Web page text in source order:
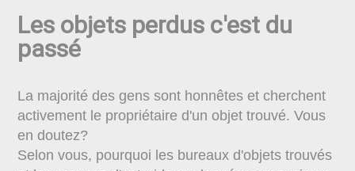
Les objets perdus c'est du
passé
La majorité des gens sont honnêtes et cherchent
activement le propriétaire d'un objet trouvé. Vous
en doutez?
Selon vous, pourquoi les bureaux d'objets trouvés